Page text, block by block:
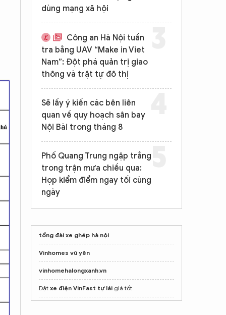
dùng mạng xã hội
Công an Hà Nội tuần
tra bằng UAV “Make in Viet
Nam”: Đột phá quản trị giao
thông và trật tự đô thị
Sẽ lấy ý kiến các bên liên
quan về quy hoạch sân bay
Nội Bài trong tháng 8
Phố Quang Trung ngập trắng
trong trận mưa chiều qua:
Họp kiểm điểm ngay tối cùng
ngày
tổng đài xe ghép hà nội
Vinhomes vũ yên
vinhomehalongxanh.vn
Đặt xe điện VinFast tự lái giá tốt